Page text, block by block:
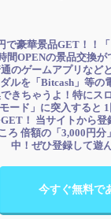
で豪華景品GET！！「
間OPENの景品交換
のゲームアプリなど
ルを「Bitcash」等の
きちゃうよ！特にス
ード」に突入すると
！ 当サイトから登
ろ 倍額の「3,000円分
中！ぜひ登録して遊
今すぐ無料で